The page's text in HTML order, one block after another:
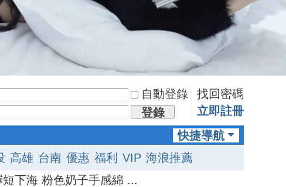
自動登錄
找回密碼
登錄
立即註冊
快捷導航
高雄 台南 優惠 福利 VIP 海浪推薦
下海 粉色奶子手感綿 ...